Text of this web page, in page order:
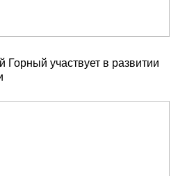
Горный участвует в развитии